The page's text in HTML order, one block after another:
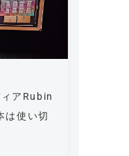
アRubin
は使い切